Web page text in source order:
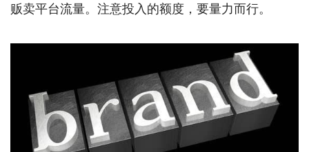
贩卖平台流量。注意投入的额度，要量力而行。